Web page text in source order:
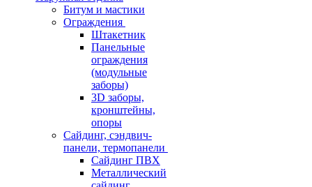
Битум и мастики
Ограждения
Штакетник
Панельные
ограждения
(модульные
заборы)
3D заборы,
кронштейны,
опоры
Cайдинг, сэндвич-
панели, термопанели
Сайдинг ПВХ
Металлический